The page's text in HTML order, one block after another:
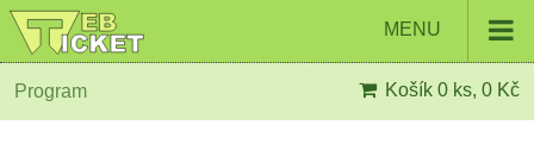
MENU
Program Košík 0 ks, 0 Kč